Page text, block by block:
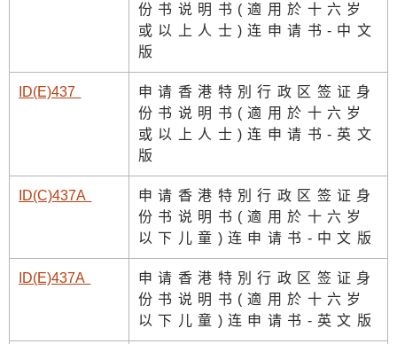
份书说明书(適用於十六岁
或以上人士)连申请书-中文
版
ID(E)437
申请香港特別行政区签证身
份书说明书(適用於十六岁
或以上人士)连申请书-英文
版
ID(C)437A
申请香港特別行政区签证身
份书说明书(適用於十六岁
以下儿童)连申请书-中文版
ID(E)437A
申请香港特別行政区签证身
份书说明书(適用於十六岁
以下儿童)连申请书-英文版